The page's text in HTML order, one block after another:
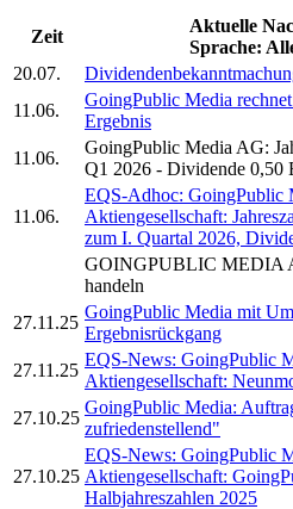
Zeit
Aktuelle
Sprache:
20.07.
11.06.
GoingPublic Media
Ergebnis
11.06.
GoingPublic Media AG:
Q1 2026 - Dividende 0,50
11.06.
EQS-Adhoc: GoingPublic
Aktiengesellschaft:
zum I. Quartal 2026,
GOINGPUBLIC MEDIA
handeln
27.11.25
GoingPublic Media mit
Ergebnisrückgang
27.11.25
EQS-News: GoingPublic
Aktiengesellschaft:
27.10.25
GoingPublic Media:
zufriedenstellend"
27.10.25
EQS-News: GoingPublic
Aktiengesellschaft:
Halbjahreszahlen 2025